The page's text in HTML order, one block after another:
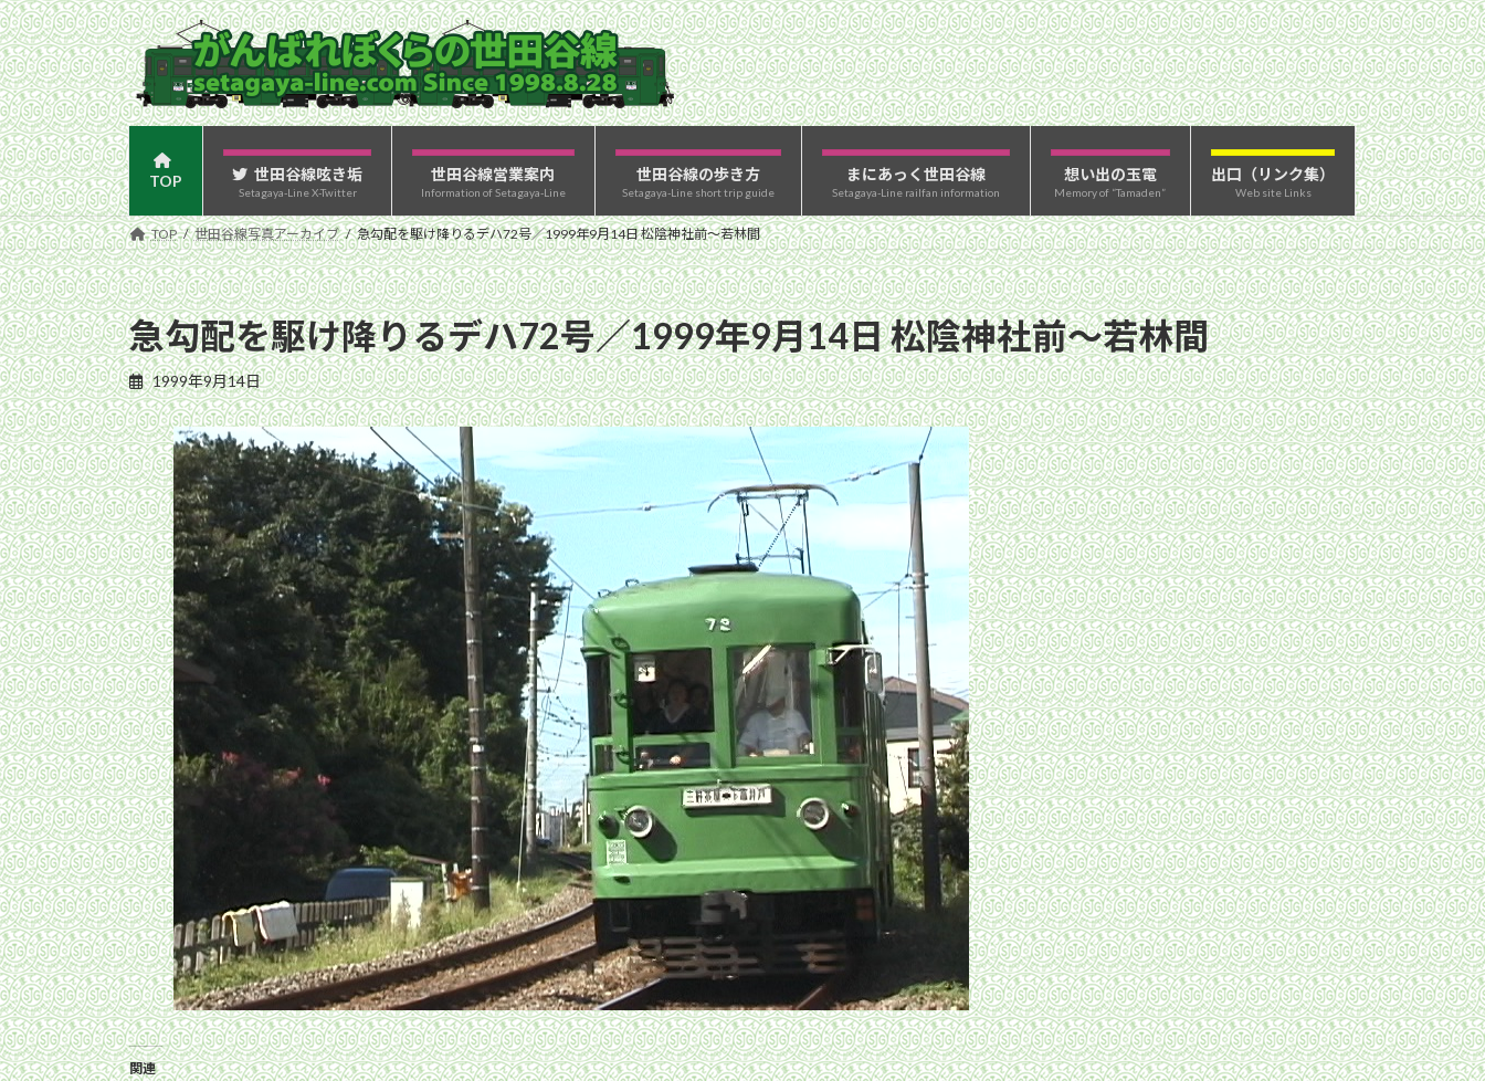
コ
ン
テ
ン
ツ
へ
ス
キ
ッ
プ
ナ
ビ
ゲ
ー
シ
ョ
ン
に
移
動
TOP 世田谷線呟き垢
Setagaya-Line X-Twitter
世田谷線営業案内
Information of Setagaya-Line
世田谷線の歩き方
Setagaya-Line short trip guide
まにあっく世田谷線
Setagaya-Line railfan information
想い出の玉電
Memory of “Tamaden”
出口（リンク集）
Web site Links
TOP 世田谷線写真アーカイブ 急勾配を駆け降りるデハ72号／1999年9月14日 松陰神社前〜若林間
急勾配を駆け降りるデハ72号／1999年9月14日 松陰神社前〜若林間
1999年9月14日
関連